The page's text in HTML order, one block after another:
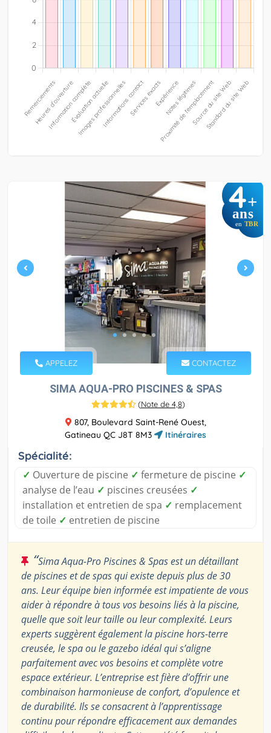
4+
ans
en TBR
APPELEZ CONTACTEZ
SIMA AQUA-PRO PISCINES & SPAS
(Note de 4,8)
807, Boulevard Saint-René Ouest,
Gatineau QC J8T 8M3
Itinéraires
Spécialité:
✓ Ouverture de piscine ✓ fermeture de piscine ✓
analyse de l’eau ✓ piscines creusées ✓
installation et entretien de spa ✓ remplacement
de toile ✓ entretien de piscine
“Sima Aqua-Pro Piscines & Spas est un détaillant
de piscines et de spas qui existe depuis plus de 30
ans. Leur équipe bien informée est impatiente de vous
aider à répondre à tous vos besoins liés à la piscine,
quelle que soit leur taille ou leur complexité. Leurs
experts suggèrent également la piscine hors-terre
creusée, le spa ou le gazebo idéal qui s’aligne
parfaitement avec vos besoins et complète votre
espace extérieur. L’entreprise est fière d’offrir une
combinaison harmonieuse de confort, d’opulence et
de durabilité. Ils se consacrent à l’apprentissage
continu pour répondre efficacement aux demandes